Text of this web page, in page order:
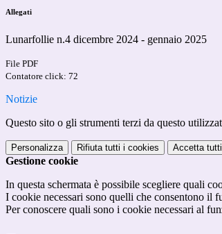
Allegati
Lunarfollie n.4 dicembre 2024 - gennaio 2025
File PDF
Contatore click: 72
Notizie
Questo sito o gli strumenti terzi da questo
Personalizza Rifiuta tutti i cookies Accetta tutti
Gestione cookie
In questa schermata è possibile scegliere quali
I cookie necessari sono quelli che consentono il
Per conoscere quali sono i cookie necessari al